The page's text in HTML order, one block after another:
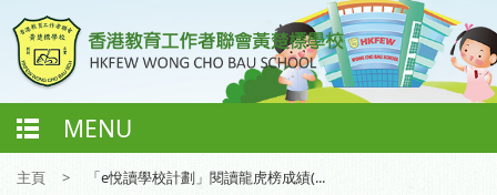
MENU
主頁 > 「e悅讀學校計劃」閱讀龍虎榜成績(...